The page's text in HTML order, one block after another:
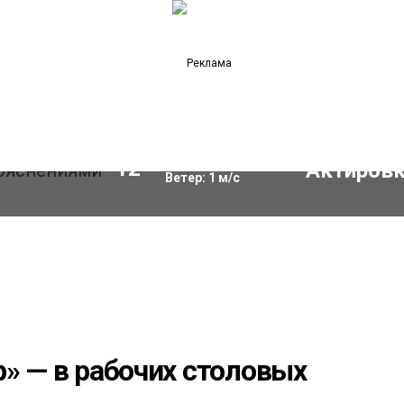
12
Ветер: 1 м/с
— в рабочих столовых